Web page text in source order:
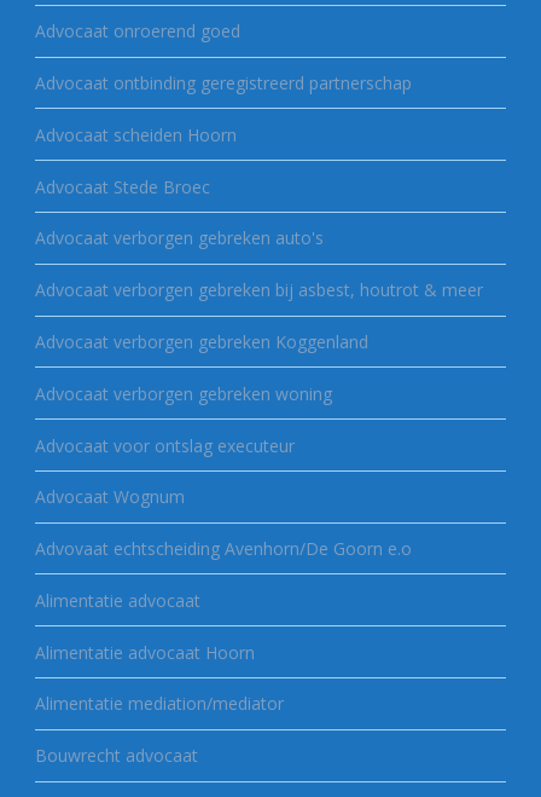
Advocaat onroerend goed
Advocaat ontbinding geregistreerd partnerschap
Advocaat scheiden Hoorn
Advocaat Stede Broec
Advocaat verborgen gebreken auto's
Advocaat verborgen gebreken bij asbest, houtrot & meer
Advocaat verborgen gebreken Koggenland
Advocaat verborgen gebreken woning
Advocaat voor ontslag executeur
Advocaat Wognum
Advovaat echtscheiding Avenhorn/De Goorn e.o
Alimentatie advocaat
Alimentatie advocaat Hoorn
Alimentatie mediation/mediator
Bouwrecht advocaat